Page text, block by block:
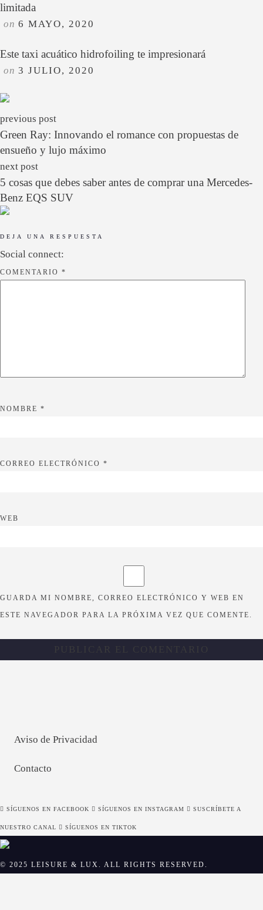
limitada
on 6 MAYO, 2020
Este taxi acuático hidrofoiling te impresionará
on 3 JULIO, 2020
previous post
Green Ray: Innovando el romance con propuestas de
ensueño y lujo máximo
next post
5 cosas que debes saber antes de comprar una Mercedes-
Benz EQS SUV
DEJA UNA RESPUESTA
Social connect:
COMENTARIO *
NOMBRE *
CORREO ELECTRÓNICO *
WEB
GUARDA MI NOMBRE, CORREO ELECTRÓNICO Y WEB EN
ESTE NAVEGADOR PARA LA PRÓXIMA VEZ QUE COMENTE.
Aviso de Privacidad
Contacto
SÍGUENOS EN FACEBOOK SÍGUENOS EN INSTAGRAM SUSCRÍBETE A
NUESTRO CANAL SÍGUENOS EN TIKTOK
© 2025 LEISURE & LUX. ALL RIGHTS RESERVED.